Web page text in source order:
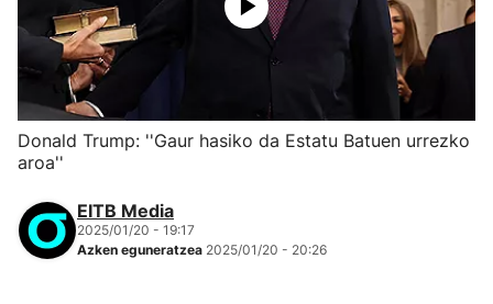
Donald Trump: ''Gaur hasiko da Estatu Batuen urrezko
aroa''
EITB Media
2025/01/20 - 19:17
Azken eguneratzea 2025/01/20 - 20:26